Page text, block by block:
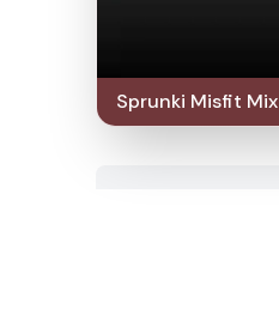
Sprunki Misfit Mix